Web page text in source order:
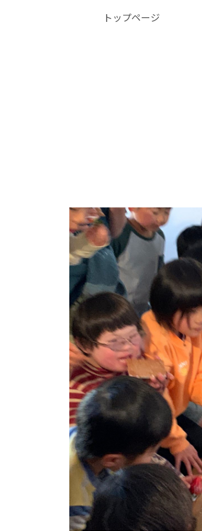
トップページ